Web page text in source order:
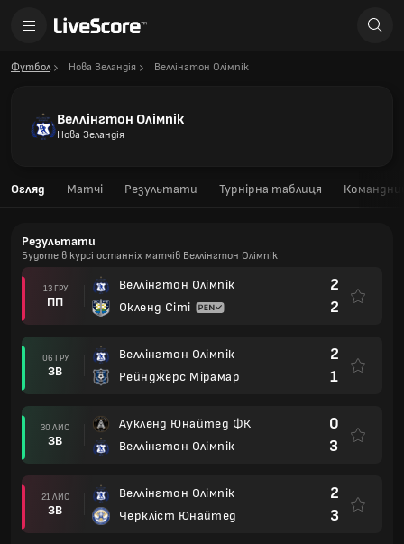
Футбол Нова Зеландія Веллінгтон Олімпік
Веллінгтон Олімпік
Нова Зеландія
Огляд Матчі Результати Турнірна таблиця
Результати
Будьте в курсі останніх матчів Веллінгтон Олімпік
13 ГРУ
ПП
Веллінгтон Олімпік
Окленд Сіті
2
2
06 ГРУ
ЗВ
Веллінгтон Олімпік
Рейнджерс Мірамар
2
1
30 ЛИС
ЗВ
Аукленд Юнайтед ФК
Веллінгтон Олімпік
0
3
21 ЛИС
ЗВ
Веллінгтон Олімпік
Черкліст Юнайтед
2
3